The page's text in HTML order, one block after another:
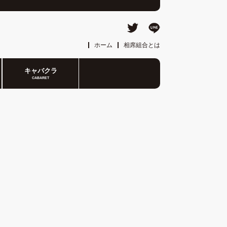
ホーム 相席組合とは
キャバクラ
CABARET